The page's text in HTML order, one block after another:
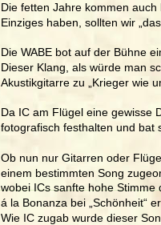
Die fetten Jahre kommen
Einziges haben, sollten wir
Die WABE bot auf der Bühne
Dieser Klang, als würde man
Akustikgitarre zu „Krieger wie
Da IC am Flügel eine gewisse
fotografisch festhalten und bat
Ob nun nur Gitarren oder
einem bestimmten Song
wobei ICs sanfte hohe
á la Bonanza bei „Schönheit“
Wie IC zugab wurde dieser